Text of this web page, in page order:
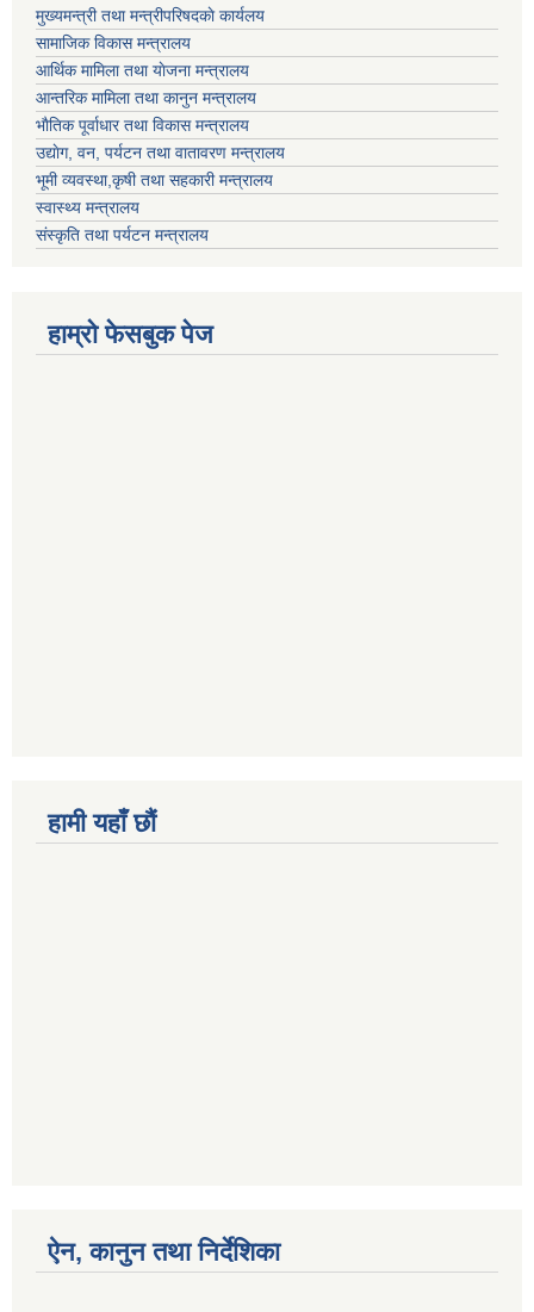
मुख्यमन्त्री तथा मन्त्रीपरिषदकाे कार्यलय
सामाजिक विकास मन्त्रालय
आर्थिक मामिला तथा याेजना मन्त्रालय
आन्तरिक मामिला तथा कानुन मन्त्रालय
भाैतिक पूर्वाधार तथा विकास मन्त्रालय
उद्याेग, वन, पर्यटन तथा वातावरण मन्त्रालय
भूमी व्यवस्था,कृषी तथा सहकारी मन्त्रालय
स्वास्थ्य मन्त्रालय
संस्कृति तथा पर्यटन मन्त्रालय
हाम्राे फेसबुक पेज
हामी यहाँ छौं
ऐन, कानुन तथा निर्देशिका